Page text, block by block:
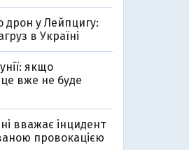
дрон у Лейпцигу:
в Україні
якщо
вже не буде
вважає інцидент
провокацією